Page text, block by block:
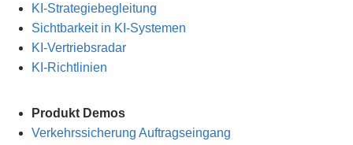
KI-Strategiebegleitung
Sichtbarkeit in KI-Systemen
KI-Vertriebsradar
KI-Richtlinien
Produkt Demos
Verkehrssicherung Auftragseingang